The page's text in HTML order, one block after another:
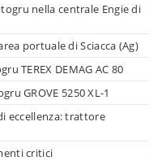
nella centrale Engie di
portuale di Sciacca (Ag)
TEREX DEMAG AC 80
GROVE 5250 XL-1
eccellenza: trattore
critici